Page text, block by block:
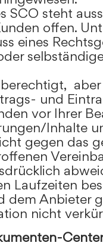
steht
offen.
eines
und
vor Ihrer
Inhalte
gegen das
Laufzeiten
dem Anbieter
nicht